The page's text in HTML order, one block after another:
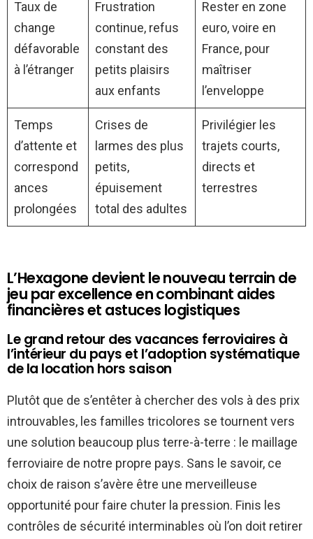
Taux de
change
défavorable
à l’étranger
Frustration
continue, refus
constant des
petits plaisirs
aux enfants
Rester en zone
euro, voire en
France, pour
maîtriser
l’enveloppe
Temps
d’attente et
correspond
ances
prolongées
Crises de
larmes des plus
petits,
épuisement
total des adultes
Privilégier les
trajets courts,
directs et
terrestres
L’Hexagone devient le nouveau terrain de
jeu par excellence en combinant aides
financières et astuces logistiques
Le grand retour des vacances ferroviaires à
l’intérieur du pays et l’adoption systématique
de la location hors saison
Plutôt que de s’entêter à chercher des vols à des prix
introuvables, les familles tricolores se tournent vers
une solution beaucoup plus terre-à-terre : le maillage
ferroviaire de notre propre pays. Sans le savoir, ce
choix de raison s’avère être une merveilleuse
opportunité pour faire chuter la pression. Finis les
contrôles de sécurité interminables où l’on doit retirer